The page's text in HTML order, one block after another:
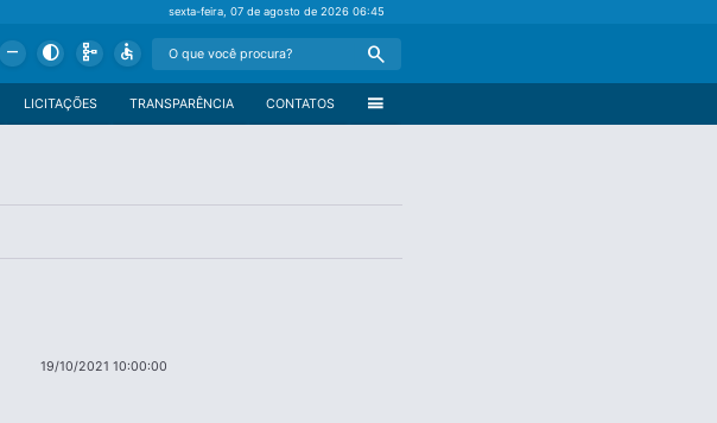
sexta-feira, 07 de agosto de 202606:45
Remove Contrast Schema Accessible Search
menu
CONTATOS
TRANSPARÊNCIA
LICITAÇÕES
19/10/2021 10:00:00